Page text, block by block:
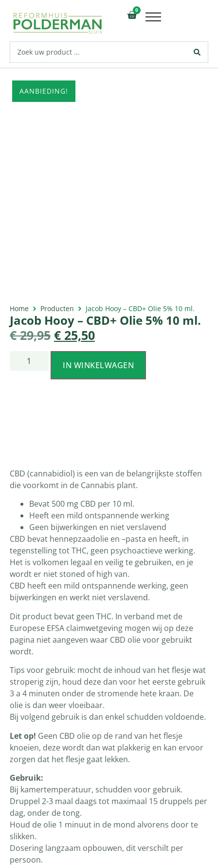
0
AANBIEDING!
Home Producten Jacob Hooy – CBD+ Olie 5% 10 ml.
Jacob Hooy – CBD+ Olie 5% 10 ml.
€29,95 € 25,50
IN WINKELWAGEN
CBD (cannabidiol) is een van de belangrijkste stoffen
die voorkomt in de Cannabis plant.
Bevat 500 mg CBD per 10 ml.
Heeft een mild ontspannende werking
Geen bijwerkingen en niet verslavend
CBD bevat hennepzaadolie en –pasta en heeft, in
tegenstelling tot THC, geen psychoactieve werking.
Het is volkomen legaal en veilig te gebruiken, en je
wordt er niet stoned of high van.
CBD heeft een mild ontspannende werking, geen
bijwerkingen en werkt niet verslavend.
Dit product bevat geen THC. In verband met de
Europese EFSA claimwetgeving mogen wij op deze
pagina niet aangeven waar CBD olie voor gebruikt
wordt.
Tips voor gebruik: mocht de inhoud van het flesje wat
stroperig zijn, houd deze dan voor het eerste gebruik
3 a 4 minuten onder de stromende hete kraan. De
olie is dan weer vloeibaar.
Bij volgend gebruik is dan enkel schudden voldoende.
Let op! Geen CBD olie op de rand van het flesje
knoeien, deze wordt dan wat plakkerig en kan ervoor
zorgen dat het flesje gaat lekken.
Gebruik:
Bij kamertemperatuur, schudden voor gebruik.
Druppel 2-3 maal daags tot maximaal 15 druppels per
dag, onder de tong.
Houd de olie 1 minuut in de mond alvorens door te
slikken.
Dosering langzaam opbouwen, dit verschilt per
persoon.